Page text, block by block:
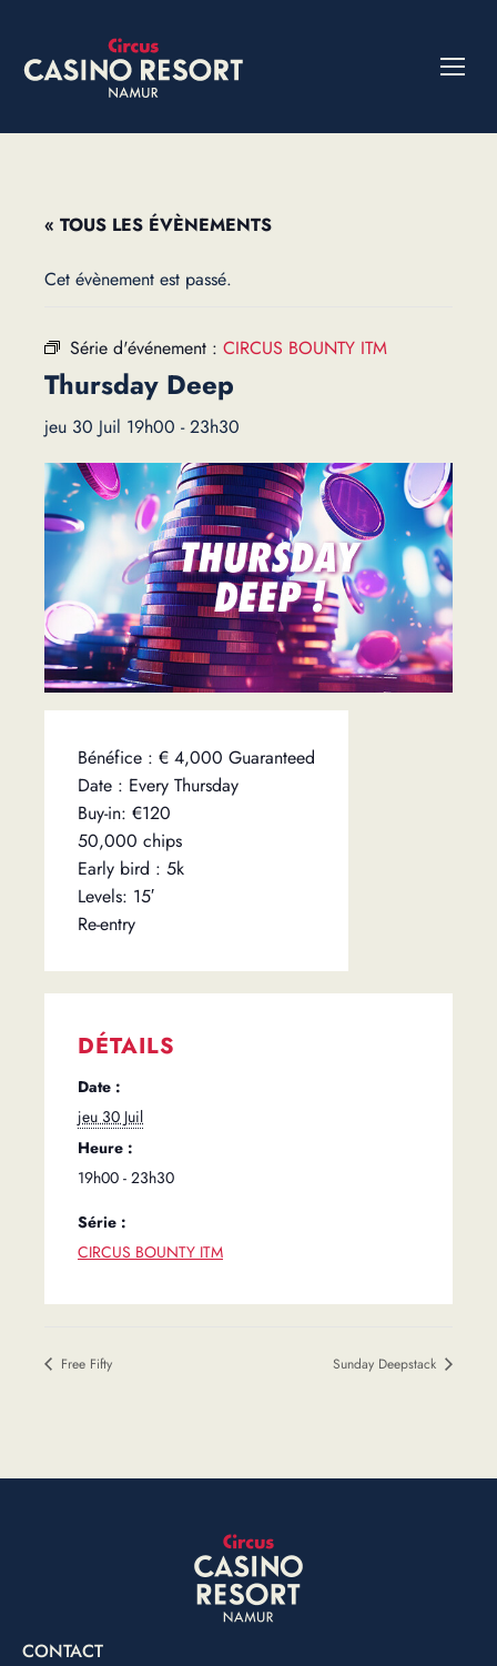
« TOUS LES ÉVÈNEMENTS
Cet évènement est passé.
Série d'événement : CIRCUS BOUNTY ITM
Thursday Deep
jeu 30 Juil 19h00 -23h30
Bénéfice : € 4,000 Guaranteed
Date : Every Thursday
Buy-in: €120
50,000 chips
Early bird : 5k
Levels: 15′
Re-entry
DÉTAILS
Date :
jeu 30 Juil
Heure :
19h00 - 23h30
Série :
CIRCUS BOUNTY ITM
Free Fifty Sunday Deepstack
CONTACT